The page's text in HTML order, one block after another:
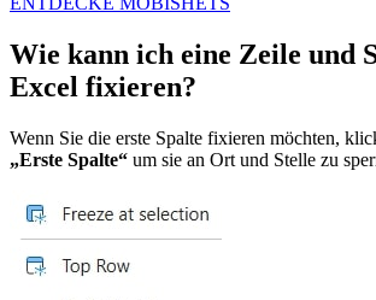
Wie kann ich eine Zeile und
Excel fixieren?
Wenn Sie die erste Spalte fixieren möchten,
„Erste Spalte“ um sie an Ort und Stelle zu